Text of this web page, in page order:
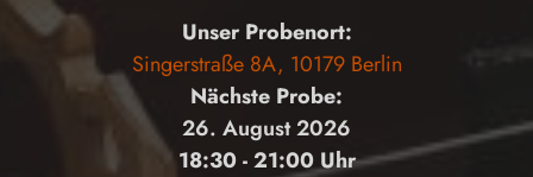
Unser Probenort:
Singerstraße 8A, 10179 Berlin
Nächste Probe:
26. August 2026
18:30 - 21:00 Uhr